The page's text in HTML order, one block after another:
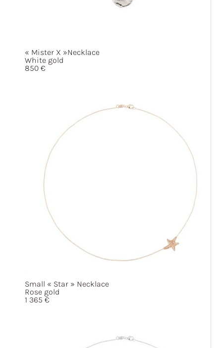
« Mister X »Necklace
White gold
850 €
Small « Star » Necklace
Rose gold
1 365 €